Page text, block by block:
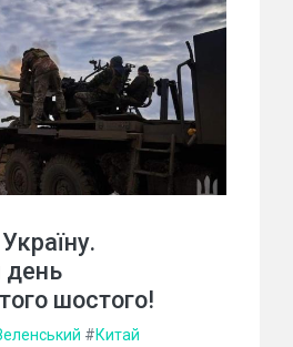
день
шостого!
#Китай